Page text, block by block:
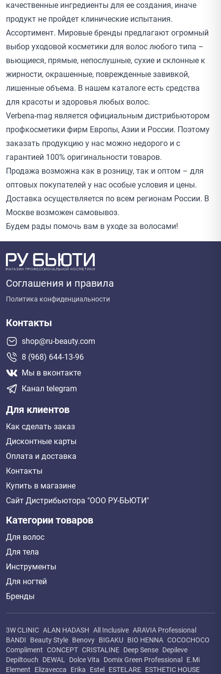
качественные ингредиенты для ее создания, иначе
продукт не пройдет клинические испытания.
Ассортимент. Мировые бренды предлагают огромный
выбор уходовой косметики для волос любого типа –
вьющиеся, прямые, непослушные, сухие и склонные к
жирности, окрашенные, поврежденные завивкой,
лишенные объема. В нашем каталоге есть средства
для красоты и здоровья любых волос.
Verbena-mag является официальным дистрибьютором
профкосметики фирм Европы, Азии и России. Поэтому
заказать продукцию у нас можно недорого и с
гарантией 100% оригинальности товаров.
Продажа возможна как в розницу, так и оптом – для
оптовых покупателей у нас особые условия и цены.
Доставка осуществляется по всем регионам России. В
Москве возможен самовывоз.
Будем рады помочь вам в уходе за волосами!
Соглашения и правила
Политика конфиденциальности
Контакты
shop@ru-beauty.com
8 (968) 644-13-96
Мы в вконтакте
Канал telegram
Для клиентов
Как сделать заказ
Дисконтные карты
Оплата и доставка
Контакты
Купить в магазине
Сайт Дистрибьютора "ООО РУ-БЬЮТИ"
Категории товаров
Для волос
Для тела
Инструменты
Для ногтей
Бренды
3W CLINIC ALAN HADASH All Inclusive ARAVIA Professional
BANDI
Beauty Style Benovy BIGAKU BIO HENNA COCOCHOCO
Compliment CONCEPT CRISTALINE Deep Sense Depileve
Depiltouch
DEWAL Dolce Vita Domix Green Professional
E.Mi
Element
Elizavecca Erika Estel ESTELARE ESTHETIC HOUSE